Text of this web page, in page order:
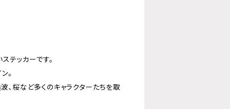
テッカーです。
。
波、桜など多くのキャラクターたちを取